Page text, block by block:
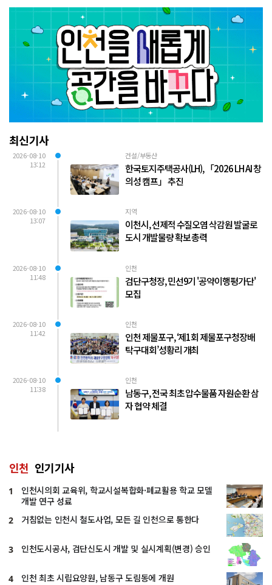
최신기사
2026-08-10
13:12
건설/부동산
한국토지주택공사(LH), 「2026 LH AI 창
의성 캠프」 추진
2026-08-10
13:07
지역
이천시, 선제적 수질오염 삭감원 발굴로
도시 개발물량 확보 총력
2026-08-10
11:48
인천
검단구청장, 민선9기 '공약이행평가단'
모집
2026-08-10
11:42
인천
인천 제물포구, ‘제1회 제물포구청장배
탁구대회’성황리 개최
2026-08-10
11:38
인천
남동구, 전국 최초 압수물품 자원순환 삼
자 협약 체결
인천 인기기사
1
인천시의회 교육위, 학교시설복합화·폐교활용 학교 모델
개발 연구 성료
2 거침없는 인천시 철도사업, 모든 길 인천으로 통한다
3 인천도시공사, 검단신도시 개발 및 실시계획(변경) 승인
4 인천 최초 시립요양원, 남동구 도림동에 개원